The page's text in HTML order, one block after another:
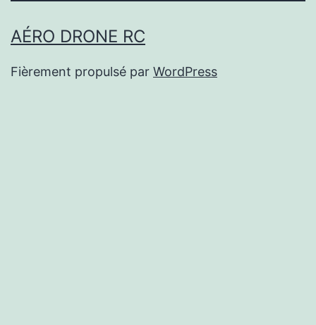
AÉRO DRONE RC
Fièrement propulsé par WordPress